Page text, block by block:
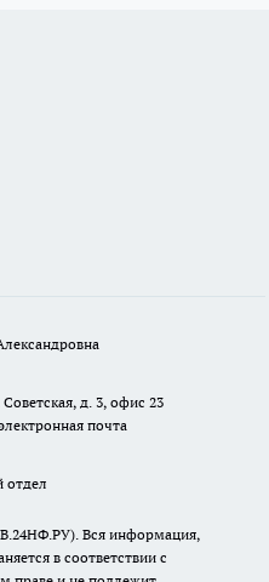
д. 3, офис 23
почта
отдел
Вся информация,
в соответствии с